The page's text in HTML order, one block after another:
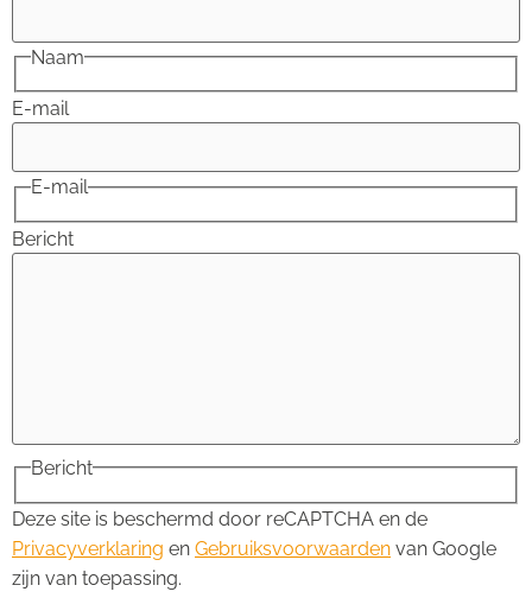
Naam
E-mail
E-mail
Bericht
Bericht
Deze site is beschermd door reCAPTCHA en de
Privacyverklaring en Gebruiksvoorwaarden van Google
zijn van toepassing.